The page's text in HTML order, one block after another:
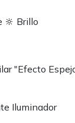
🔆 Brillo
"Efecto
Iluminador